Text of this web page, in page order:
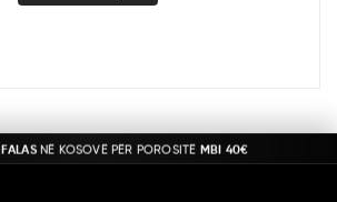
FALASNË KOSOVË PËR POROSITË MBI 40€